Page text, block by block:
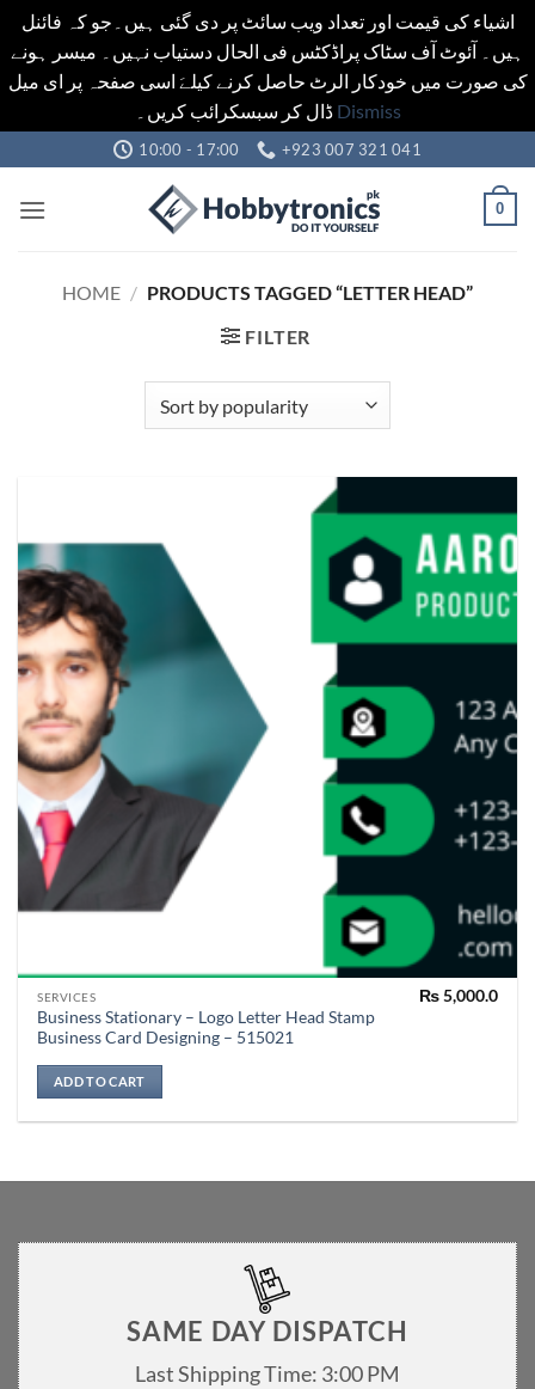
اشیاء کی قیمت اور تعداد ویب سائٹ پر دی گئی ہیں۔جو کہ فائنل
ہیں۔ آئوٹ آف سٹاک پراڈکٹس فی الحال دستیاب نہیں۔ میسر ہونے
کی صورت میں خودکار الرٹ حاصل کرنے کیلےَ اسی صفحہ پر ای میل
ڈال کر سبسکرائب کریں۔ Dismiss
to
content
10:00 - 17:00 +923 007 321 041
0
HOME / PRODUCTS TAGGED “LETTER HEAD”
FILTER
SERVICES
Business Stationary – Logo Letter Head Stamp
Business Card Designing – 515021
₨5,000.0
ADD TO CART
SAME DAY DISPATCH
Last Shipping Time: 3:00 PM